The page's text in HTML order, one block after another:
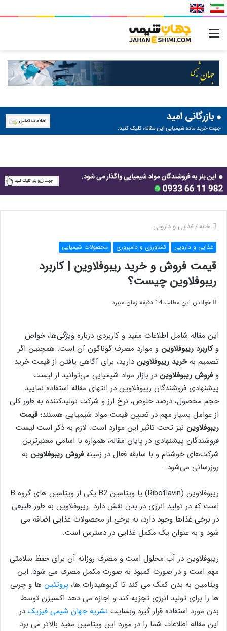
خانه/غذایی و دارویی
غذایی و دارویی کشاورزی و دامپروری محصولات شیمیایی
قیمت فروش و خرید ریبوفلاوین | کاربرد
ریبوفلاوین چیست؟
خواندن این مطلب 14 دقیقه زمان میبرد
این مقاله شامل اطلاعات مفید و کاربردی درباره ویژگی‌ها، خواص
وکاربرد ریبوفلاوین و موارد مصرف گوناگون آن است. همچنین اگر
تصمیم بهخرید ریبوفلاوین دارید، برای آگاهی یافتن از قیمت خرید
وفروش ریبوفلاوین در بازار مواد شیمیایی می‌توانید از لیست
پیشنهادی فروشندگان ریبوفلاوین در انتهای مقاله استفاده نمایید.
حجم محصول، درصد خلوص، نرخ ارز و شرکت تولیدکننده به طور کلی
از عوامل بسیار مهم در تعیین قیمت مواد شیمیایی هستند؛قیمت
ریبوفلاوین نیز تحت تاثیر این موارد است. لازم به ذکر است لیست
فروشندگان پیشنهادی در پایان مقاله، همواره با اسامی معتبرترین
شرکت‌های خوشنام و با سابقه فعال در زمینهفروش ریبوفلاوین به
روزرسانی می‌شود.
ریبوفلاوین (Riboflavin) یا ویتامین B2 یکی از ویتامین های گروه B
است که در تولید انرژی در بدن نقش دارد. ریبوفلاوین به طور طبیعی
در برخی غذاها وجود دارد، به برخی از محصولات غذایی اضافه می
شود و به عنوان یک مکمل غذایی در دسترس است.
ریبوفلاوین در آب محلول است و مصرف روزانه آن برای حفظ سلامتی
مهم است و در صورت کمبود به صورت مکمل مصرف می شود. این
ویتامین به بدن کمک می کند تا کربوهیدرات ها، پروتئین ها و چربی
ها را برای تولید انرژی تجزیه کند و اجازه می دهد اکسیژن توسط
بدن مورد استفاده قرار گیرد.وبسایت نشریه جهان شیمی فیزیک در
این مقاله اطلاعات شما را در مورد این ویتامین مفید بالاتر می برد.